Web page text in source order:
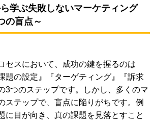
学ぶ失敗しないマーケティング
の盲点～
セスにおいて、成功の鍵を握るのは
題の設定』『ターゲティング』『訴求
3つのステップです。しかし、多くのマ
ステップで、盲点に陥りがちです。例
に目が向き、真の課題を見落とすこと